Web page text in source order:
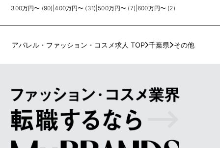
300万円〜 (90) |400万円〜 (31) 500万円〜 (7) |600万円〜 (2)
アパレル・ファッション・コスメ求人 TOP 千葉県 その他